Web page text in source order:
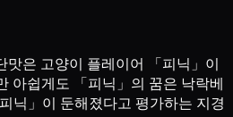
은 고양이 플레이어 「피닉」이
아쉽게도 「피닉」의 꿈은 낙락베
닉」이 둔해졌다고 평가하는 지경